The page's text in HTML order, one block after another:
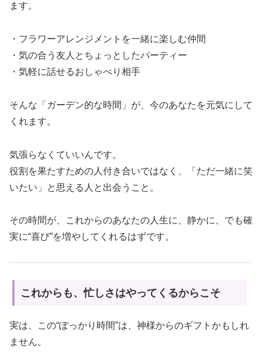
ます。
・フラワーアレンジメントを一緒に楽しむ仲間
・気の合う友人とちょっとしたパーティー
・気軽に話せるおしゃべり相手
そんな「ガーデン的な時間」が、今のあなたを元気にして
くれます。
気張らなくていいんです。
役割を果たすための人付き合いではなく、「ただ一緒に笑
いたい」と思える人と出会うこと。
その時間が、これからのあなたの人生に、静かに、でも確
実に“喜び”を増やしてくれるはずです。
これからも、忙しさはやってくるからこそ
実は、この“ぽっかり時間”は、神様からのギフトかもしれ
ません。